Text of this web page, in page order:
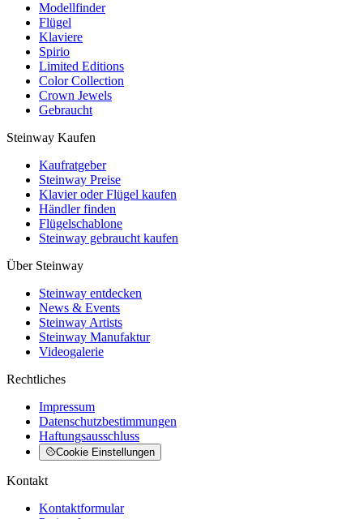
Modellfinder
Flügel
Klaviere
Spirio
Limited Editions
Color Collection
Crown Jewels
Gebraucht
Steinway Kaufen
Kaufratgeber
Steinway Preise
Klavier oder Flügel kaufen
Händler finden
Flügelschablone
Steinway gebraucht kaufen
Über Steinway
Steinway entdecken
News & Events
Steinway Artists
Steinway Manufaktur
Videogalerie
Rechtliches
Impressum
Datenschutzbestimmungen
Haftungsausschluss
Cookie Einstellungen
Kontakt
Kontaktformular